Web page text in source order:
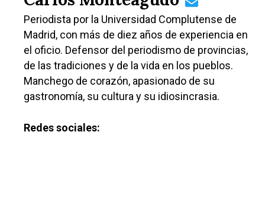
Periodista por la Universidad Complutense de
Madrid, con más de diez años de experiencia en
el oficio. Defensor del periodismo de provincias,
de las tradiciones y de la vida en los pueblos.
Manchego de corazón, apasionado de su
gastronomía, su cultura y su idiosincrasia.
Redes sociales:
Especiales
Política
Galerías